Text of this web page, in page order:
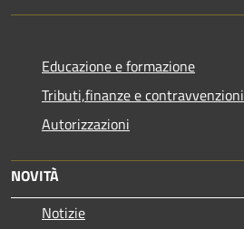
Educazione e formazione
Tributi,finanze e contravvenzioni
Autorizzazioni
NOVITÀ
Notizie